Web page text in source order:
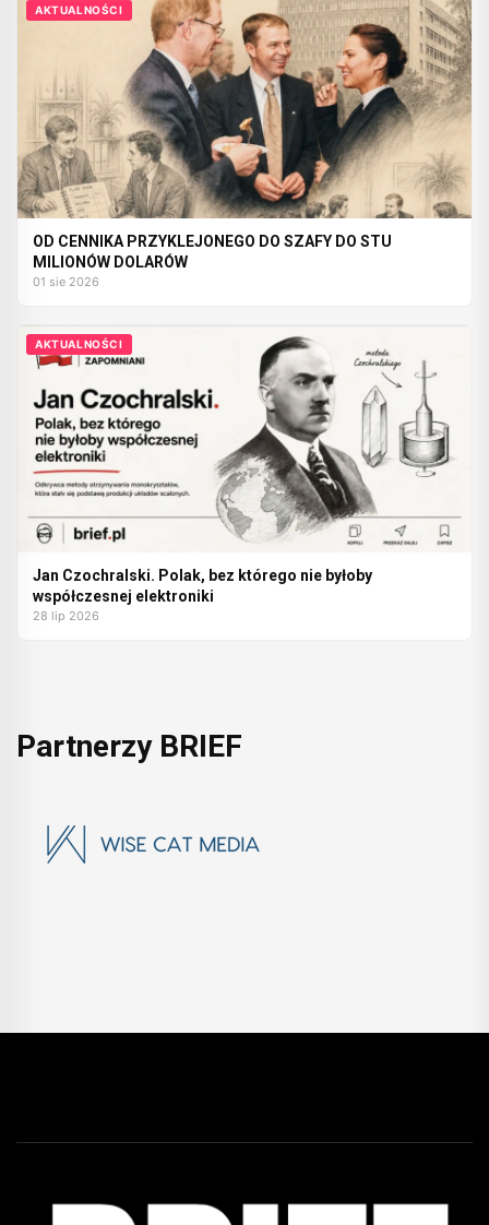
AKTUALNOŚCI
OD CENNIKA PRZYKLEJONEGO DO SZAFY DO STU
MILIONÓW DOLARÓW
01 sie 2026
AKTUALNOŚCI
Jan Czochralski. Polak, bez którego nie byłoby
współczesnej elektroniki
28 lip 2026
Partnerzy BRIEF